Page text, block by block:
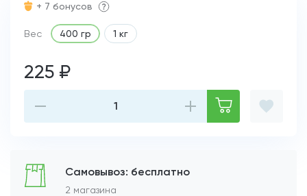
Вес 400 гр 1 кг
+ 7 бонусов
225 ₽
Самовывоз: бесплатно
2 магазина